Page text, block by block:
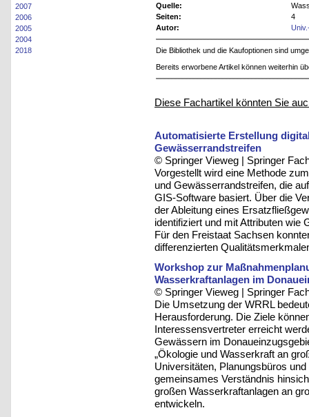
2007
2006
2005
2004
2018
Quelle:
Seiten:
4
Autor:
Die Bibliothek und die Kaufoptionen sind
Bereits erworbene Artikel können weiterhin
Diese Fachartikel könnten Sie
Automatisierte Erstellung
Gewässerrandstreifen
© Springer Vieweg | Springer
Vorgestellt wird eine Methode
und Gewässerrandstreifen, die
GIS-Software basiert. Über die
der Ableitung eines
identifiziert und mit Attributen wie
Für den Freistaat Sachsen
differenzierten
Workshop zur
Wasserkraftanlagen im
© Springer Vieweg | Springer
Die Umsetzung der WRRL
Herausforderung. Die Ziele
Interessensvertreter erreicht
Gewässern im
„Ökologie und Wasserkraft an
Universitäten, Planungsbüros
gemeinsames Verständnis
großen Wasserkraftanlagen an
entwickeln.